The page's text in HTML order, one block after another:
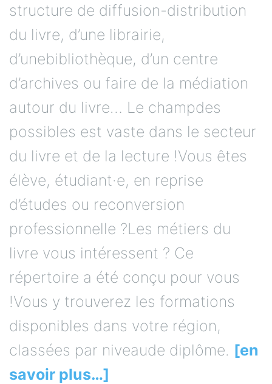
structure de diffusion-distribution
du livre, d’une librairie,
d’unebibliothèque, d’un centre
d’archives ou faire de la médiation
autour du livre… Le champdes
possibles est vaste dans le secteur
du livre et de la lecture !Vous êtes
élève, étudiant·e, en reprise
d’études ou reconversion
professionnelle ?Les métiers du
livre vous intéressent ? Ce
répertoire a été conçu pour vous
!Vous y trouverez les formations
disponibles dans votre région,
classées par niveaude diplôme. [en
savoir plus…]